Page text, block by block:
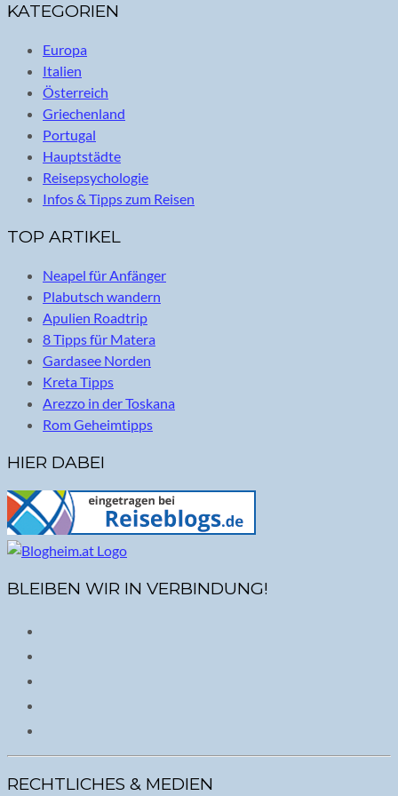
KATEGORIEN
Europa
Italien
Österreich
Griechenland
Portugal
Hauptstädte
Reisepsychologie
Infos & Tipps zum Reisen
TOP ARTIKEL
Neapel für Anfänger
Plabutsch wandern
Apulien Roadtrip
8 Tipps für Matera
Gardasee Norden
Kreta Tipps
Arezzo in der Toskana
Rom Geheimtipps
HIER DABEI
BLEIBEN WIR IN VERBINDUNG!
RECHTLICHES & MEDIEN